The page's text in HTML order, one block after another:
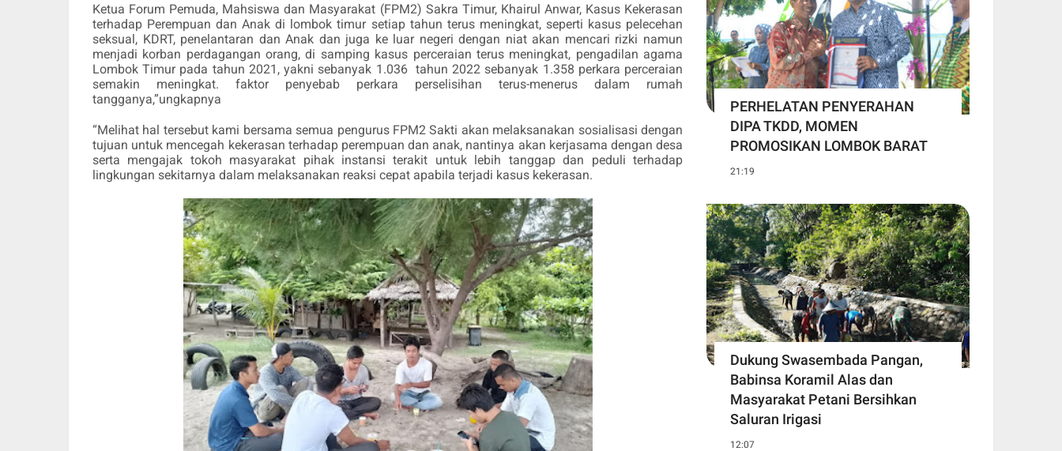
Ketua Forum Pemuda, Mahsiswa dan Masyarakat (FPM2) Sakra Timur, Khairul Anwar, Kasus Kekerasan
terhadap Perempuan dan Anak di lombok timur setiap tahun terus meningkat, seperti kasus pelecehan
seksual, KDRT, penelantaran dan Anak dan juga ke luar negeri dengan niat akan mencari rizki namun
menjadi korban perdagangan orang, di samping kasus perceraian terus meningkat, pengadilan agama
Lombok Timur pada tahun 2021, yakni sebanyak 1.036 tahun 2022 sebanyak 1.358 perkara perceraian
semakin meningkat. faktor penyebab perkara perselisihan terus-menerus dalam rumah
tangganya,”ungkapnya
“Melihat hal tersebut kami bersama semua pengurus FPM2 Sakti akan melaksanakan sosialisasi dengan
tujuan untuk mencegah kekerasan terhadap perempuan dan anak, nantinya akan kerjasama dengan desa
serta mengajak tokoh masyarakat pihak instansi terakit untuk lebih tanggap dan peduli terhadap
lingkungan sekitarnya dalam melaksanakan reaksi cepat apabila terjadi kasus kekerasan.
PERHELATAN PENYERAHAN
DIPA TKDD, MOMEN
PROMOSIKAN LOMBOK BARAT
21:19
Dukung Swasembada Pangan,
Babinsa Koramil Alas dan
Masyarakat Petani Bersihkan
Saluran Irigasi
12:07